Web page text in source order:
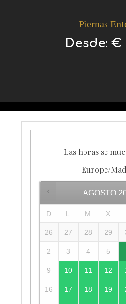
Piernas
Desde: €
Las horas se
Europe/
AGOSTO
D L M X
26 27 28 29
2 3 4 5
9 10 11 12
16 17 18 19